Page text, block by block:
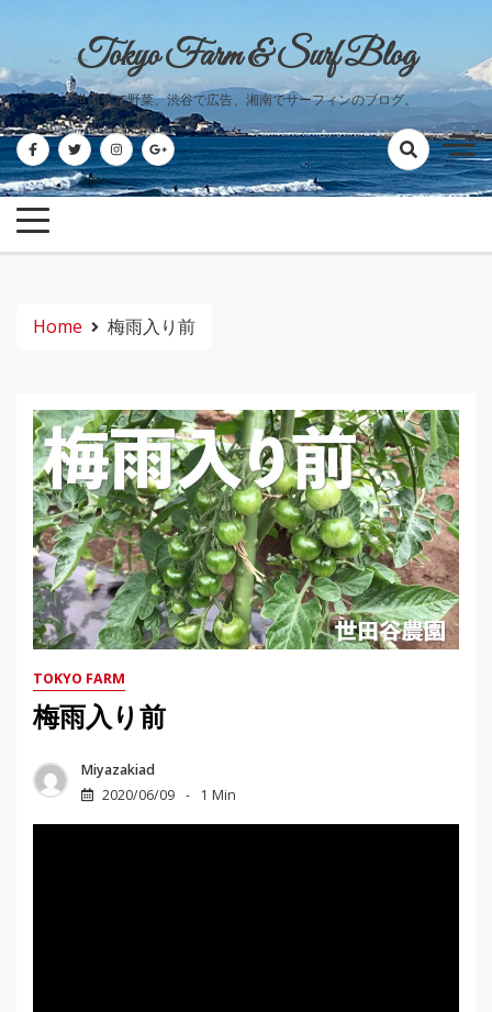
content
Tokyo Farm & Surf Blog
世田谷で野菜、渋谷で広告、湘南でサーフィンのブログ。
Home 梅雨入り前
TOKYO FARM
梅雨入り前
Miyazakiad
2020/06/09
1 Min